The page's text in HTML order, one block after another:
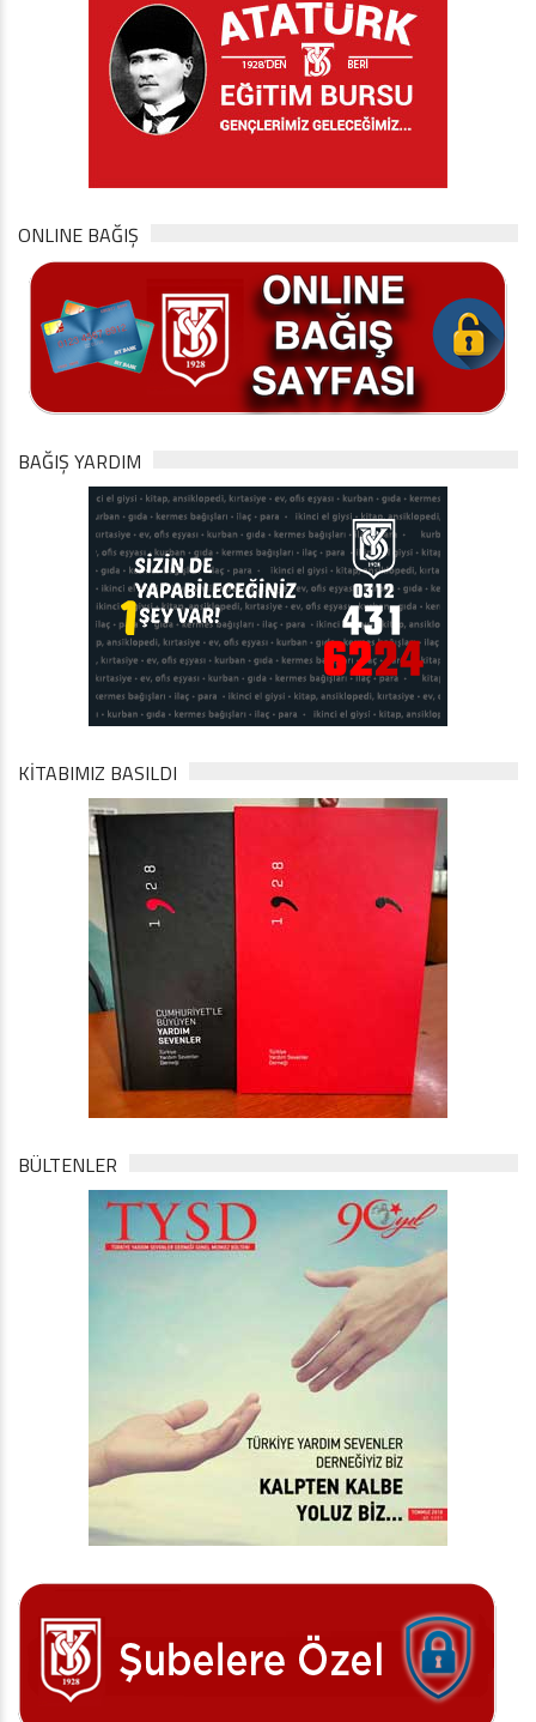
ONLINE BAĞIŞ
BAĞIŞ YARDIM
KİTABIMIZ BASILDI
BÜLTENLER